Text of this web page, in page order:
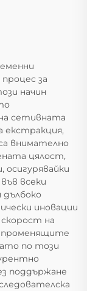
за
начин
сетивната
екстракция,
внимателно
цялост,
всеки
дълбоко
иновации
скорост на
променящите
по този
поддържане